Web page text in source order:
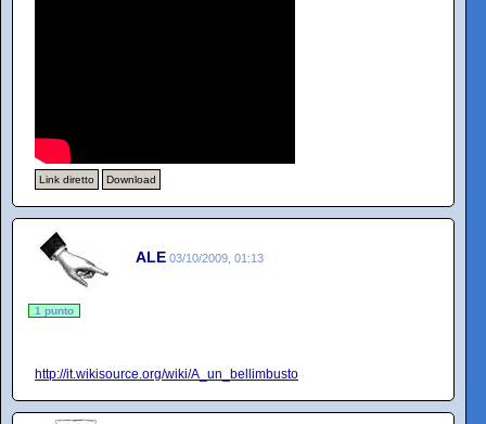
Link diretto Download
ALE 03/10/2009, 01:13
1 punto
http://it.wikisource.org/wiki/A_un_bellimbusto